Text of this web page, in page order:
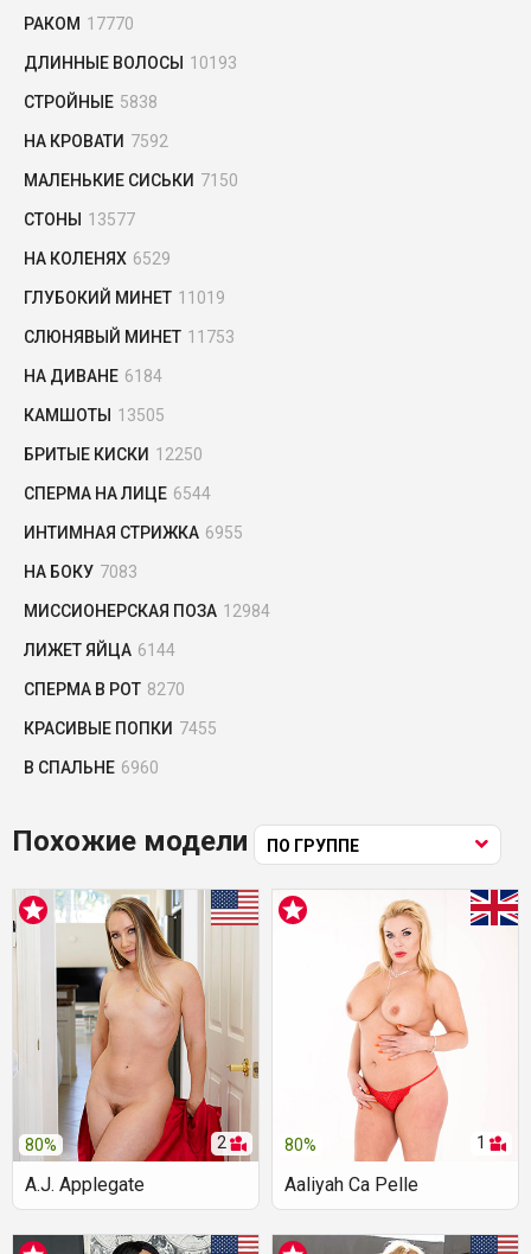
РАКОМ 17770
ДЛИННЫЕ ВОЛОСЫ 10193
СТРОЙНЫЕ 5838
НА КРОВАТИ 7592
МАЛЕНЬКИЕ СИСЬКИ 7150
СТОНЫ 13577
НА КОЛЕНЯХ 6529
ГЛУБОКИЙ МИНЕТ 11019
СЛЮНЯВЫЙ МИНЕТ 11753
НА ДИВАНЕ 6184
КАМШОТЫ 13505
БРИТЫЕ КИСКИ 12250
СПЕРМА НА ЛИЦЕ 6544
ИНТИМНАЯ СТРИЖКА 6955
НА БОКУ 7083
МИССИОНЕРСКАЯ ПОЗА 12984
ЛИЖЕТ ЯЙЦА 6144
СПЕРМА В РОТ 8270
КРАСИВЫЕ ПОПКИ 7455
В СПАЛЬНЕ 6960
Похожие модели ПО ГРУППЕ
2
80%
A.J. Applegate
1
80%
Aaliyah Ca Pelle